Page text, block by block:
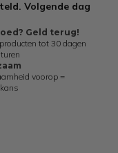
Volgende dag
Geld terug!
tot 30 dagen
voorop =